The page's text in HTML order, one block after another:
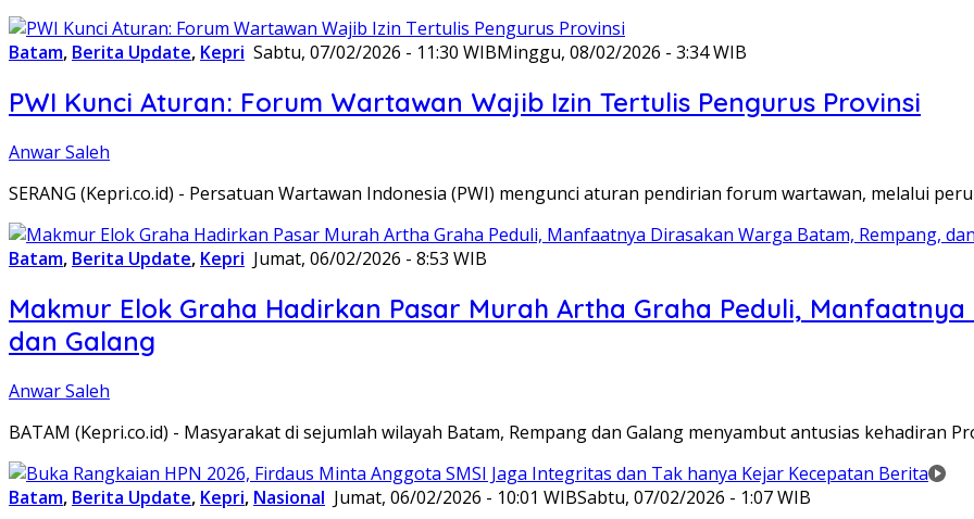
Batam, Berita Update, Kepri Sabtu, 07/02/2026 - 11:30 WIBMinggu, 08/02/2026 - 3:34 WIB
PWI Kunci Aturan: Forum Wartawan Wajib Izin Tertulis Pengurus Provinsi
Anwar Saleh
SERANG (Kepri.co.id) - Persatuan Wartawan Indonesia (PWI) mengunci aturan pendirian forum wartawan, melalui
Batam, Berita Update, Kepri Jumat, 06/02/2026 - 8:53 WIB
Makmur Elok Graha Hadirkan Pasar Murah Artha Graha Peduli,
dan Galang
Anwar Saleh
BATAM (Kepri.co.id) - Masyarakat di sejumlah wilayah Batam, Rempang dan Galang menyambut antusias kehadiran
Batam, Berita Update, Kepri, Nasional Jumat, 06/02/2026 - 10:01 WIBSabtu, 07/02/2026 - 1:07 WIB